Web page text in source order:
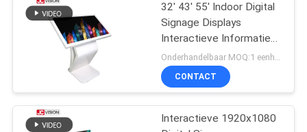
Draagbare
Documentscanner
12
32' 43' 55' Indoor Digital
Signage Displays
Interactieve Informatie
Kiosk
CONTACT
Interactieve 1920x1080